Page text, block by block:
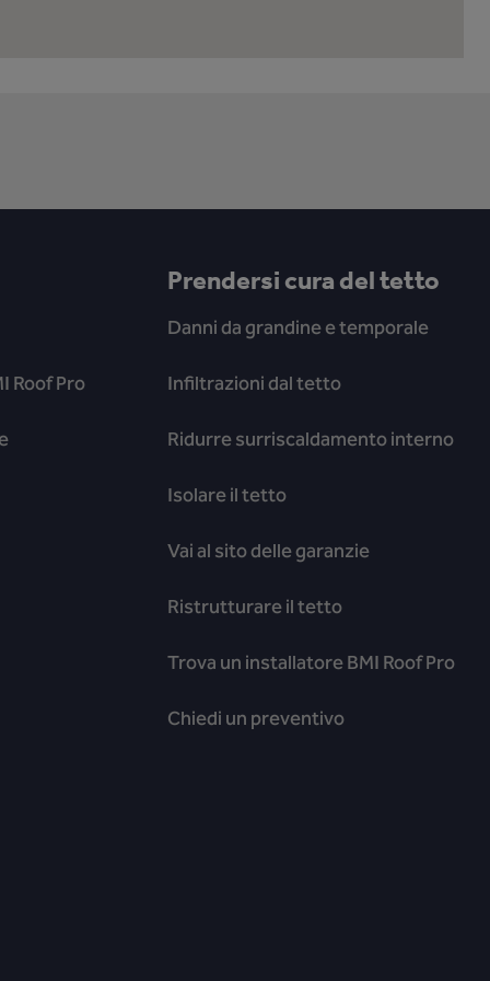
Roof Pro
Prendersi cura del tetto
Danni da grandine e temporale
Infiltrazioni dal tetto
Ridurre surriscaldamento interno
Isolare il tetto
Vai al sito delle garanzie
Ristrutturare il tetto
Trova un installatore BMI Roof Pro
Chiedi un preventivo